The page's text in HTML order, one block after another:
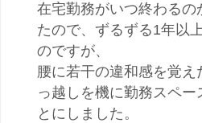
在宅勤務がいつ終わるの
たので、ずるずる1年以
のですが、
腰に若干の違和感を覚え
っ越しを機に勤務スペー
とにしました。